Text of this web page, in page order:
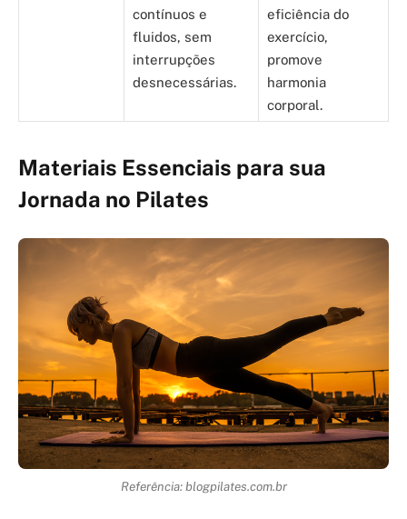
contínuos e
fluidos, sem
interrupções
desnecessárias.
eficiência do
exercício,
promove
harmonia
corporal.
Materiais Essenciais para sua
Jornada no Pilates
Referência: blogpilates.com.br